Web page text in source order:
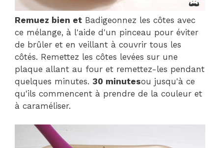
Remuez bien et Badigeonnez les côtes avec
ce mélange, à l'aide d'un pinceau pour éviter
de brûler et en veillant à couvrir tous les
côtés. Remettez les côtes levées sur une
plaque allant au four et remettez-les pendant
quelques minutes. 30 minutesou jusqu'à ce
qu'ils commencent à prendre de la couleur et
à caraméliser.